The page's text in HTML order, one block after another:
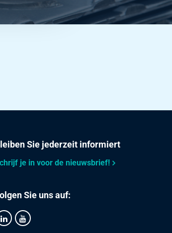
Sie jederzeit informiert
je in voor de nieuwsbrief!
Sie uns auf: